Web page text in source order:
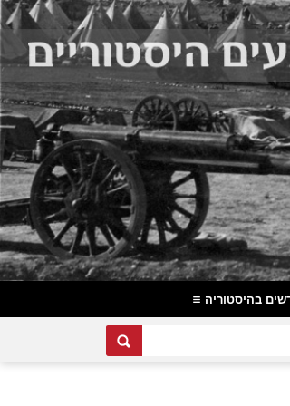
בהיסטוריה